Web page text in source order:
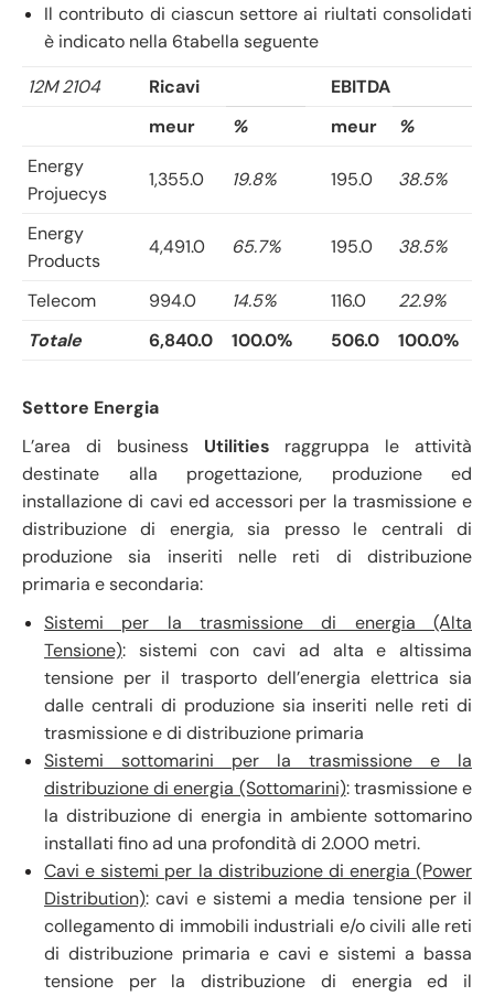
Il contributo di ciascun settore ai riultati consolidati
è indicato nella 6tabella seguente
12M 2104
Ricavi
EBITDA
meur
% meur
%
Energy
Projuecys
1,355.0 19.8% 195.0 38.5%
Energy
Products
4,491.0 65.7% 195.0 38.5%
Telecom 994.0 14.5% 116.0
22.9%
Totale
6,840.0 100.0% 506.0 100.0%
Settore Energia
L’area di business Utilities raggruppa le attività
destinate alla progettazione, produzione ed
installazione di cavi ed accessori per la trasmissione e
distribuzione di energia, sia presso le centrali di
produzione sia inseriti nelle reti di distribuzione
primaria e secondaria:
Sistemi per la trasmissione di energia (Alta
Tensione): sistemi con cavi ad alta e altissima
tensione per il trasporto dell’energia elettrica sia
dalle centrali di produzione sia inseriti nelle reti di
trasmissione e di distribuzione primaria
Sistemi sottomarini per la trasmissione e la
distribuzione di energia (Sottomarini): trasmissione e
la distribuzione di energia in ambiente sottomarino
installati fino ad una profondità di 2.000 metri.
Cavi e sistemi per la distribuzione di energia (Power
Distribution): cavi e sistemi a media tensione per il
collegamento di immobili industriali e/o civili alle reti
di distribuzione primaria e cavi e sistemi a bassa
tensione per la distribuzione di energia ed il